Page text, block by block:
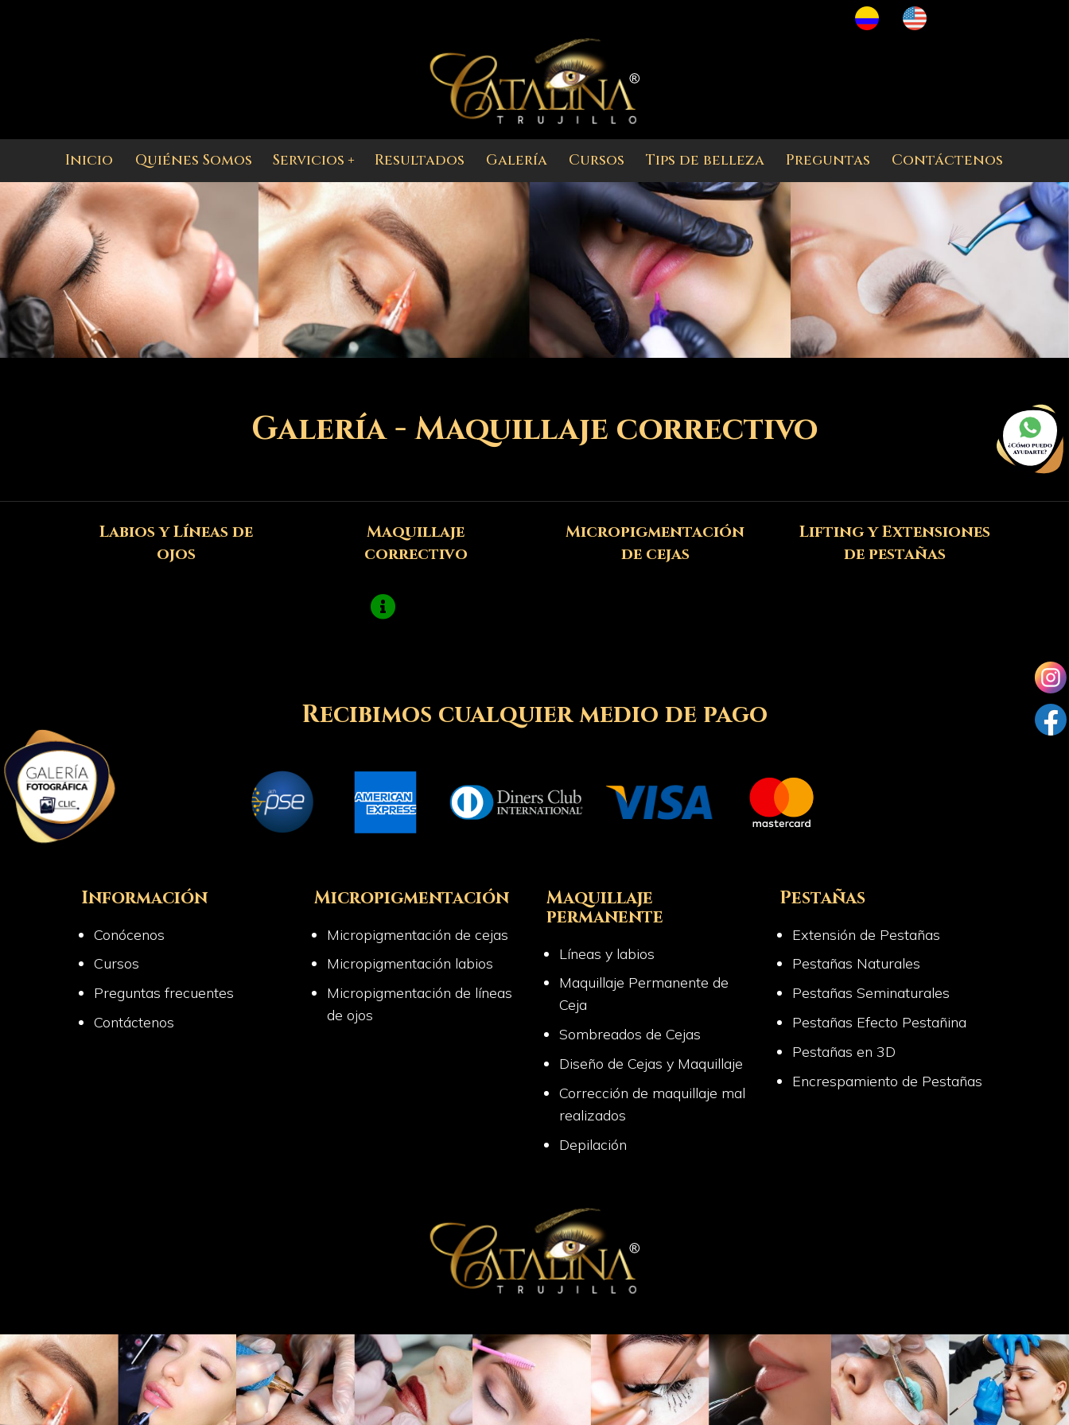
Inicio Quiénes Somos Servicios Resultados Galería Cursos Tips de belleza Preguntas Contáctenos
Galería - Maquillaje correctivo
Labios y Líneas de
ojos
Maquillaje
correctivo
Micropigmentación
de cejas
Lifting y Extensiones
de pestañas
Recibimos cualquier medio de pago
Información
Conócenos
Cursos
Preguntas frecuentes
Contáctenos
Micropigmentación
Micropigmentación de cejas
Micropigmentación labios
Micropigmentación de líneas
de ojos
Maquillaje
permanente
Líneas y labios
Maquillaje Permanente de
Ceja
Sombreados de Cejas
Diseño de Cejas y Maquillaje
Corrección de maquillaje mal
realizados
Depilación
Pestañas
Extensión de Pestañas
Pestañas Naturales
Pestañas Seminaturales
Pestañas Efecto Pestañina
Pestañas en 3D
Encrespamiento de Pestañas